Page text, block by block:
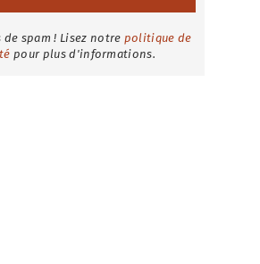
spam ! Lisez notre politique de
pour plus d'informations.